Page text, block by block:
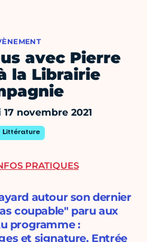
avec Pierre
la Librairie
novembre 2021
Littérature
autour son dernier
coupable" paru aux
programme :
et signature. Entrée
PRATIQUES